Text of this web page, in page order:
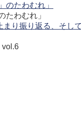
たわむれ」
vol.6